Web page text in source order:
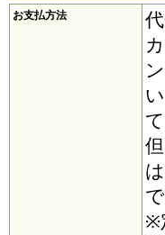
お支払方法
※